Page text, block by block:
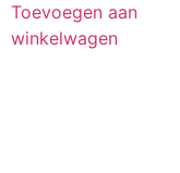
Toevoegen aan
winkelwagen